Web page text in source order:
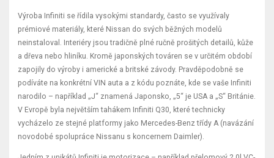
Výroba Infiniti se řídila vysokými standardy, často se využívaly
prémiové materiály, které Nissan do svých běžných modelů
neinstaloval. Interiéry jsou tradičně plné ručně prošitých detailů, kůže
a dřeva nebo hliníku. Kromě japonských továren se v určitém období
zapojily do výroby i americké a britské závody. Pravděpodobně se
podíváte na konkrétní VIN auta a z kódu poznáte, kde se vaše Infiniti
narodilo – například „J“ znamená Japonsko, „5“ je USA a „S“ Británie.
V Evropě byla největším tahákem Infiniti Q30, které technicky
vycházelo ze stejné platformy jako Mercedes-Benz třídy A (navázání
novodobé spolupráce Nissanu s koncernem Daimler).